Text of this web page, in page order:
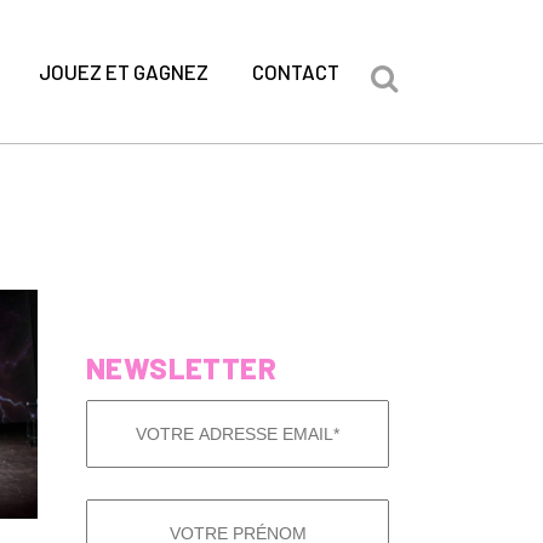
JOUEZ ET GAGNEZ CONTACT
NEWSLETTER